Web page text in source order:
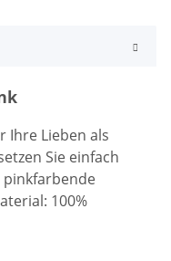
Ihre Lieben als
Sie einfach
pinkfarbende
100%